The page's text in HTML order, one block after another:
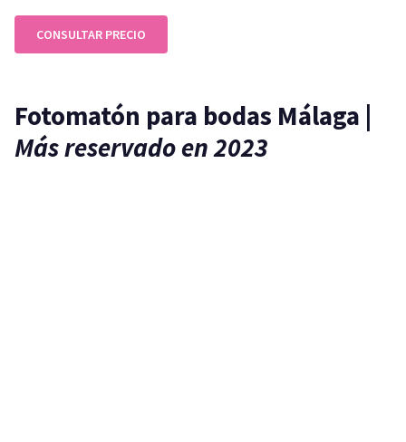
CONSULTAR PRECIO
Fotomatón para bodas Málaga
Más reservado en 2023